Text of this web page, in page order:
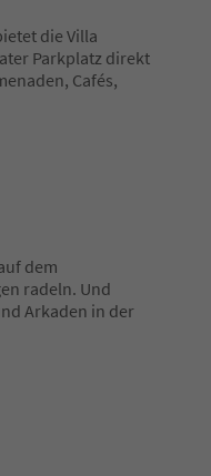
die Villa
Parkplatz direkt
Cafés,
dem
radeln. Und
Arkaden in der